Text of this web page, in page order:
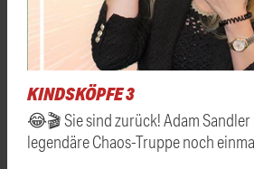
KINDSKÖPFE 3
😂🎬 Sie sind zurück! Adam
legendäre Chaos-Truppe noch